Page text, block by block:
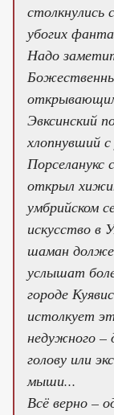
столкнулись
убогих
Надо
Эвксинский
хлопнувший
открыл
умбрийском
искусство в
шаман
услышат
городе
истолкует
недужного –
голову или
мыши...
Всё верно –